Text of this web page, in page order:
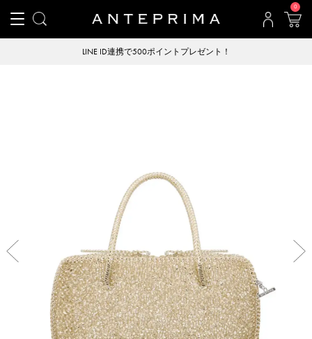
0
LINE ID連携で500ポイントプレゼント！